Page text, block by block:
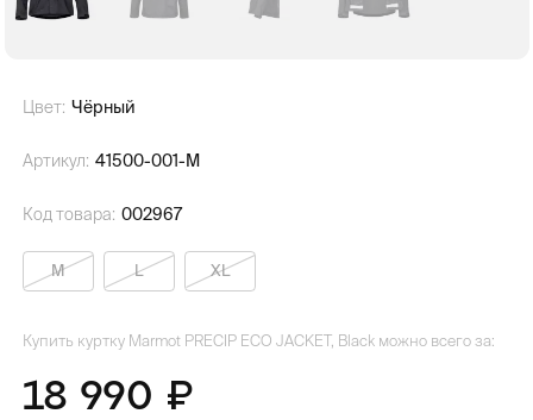
Цвет: Чёрный
Артикул: 41500-001-M
Код товара: 002967
M L XL
Купить куртку Marmot PRECIP ECO JACKET, Black можно всего за:
18 990